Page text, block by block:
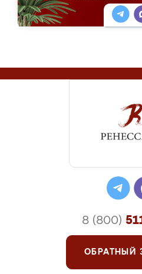
8 (800)
ОБРАТНЫЙ